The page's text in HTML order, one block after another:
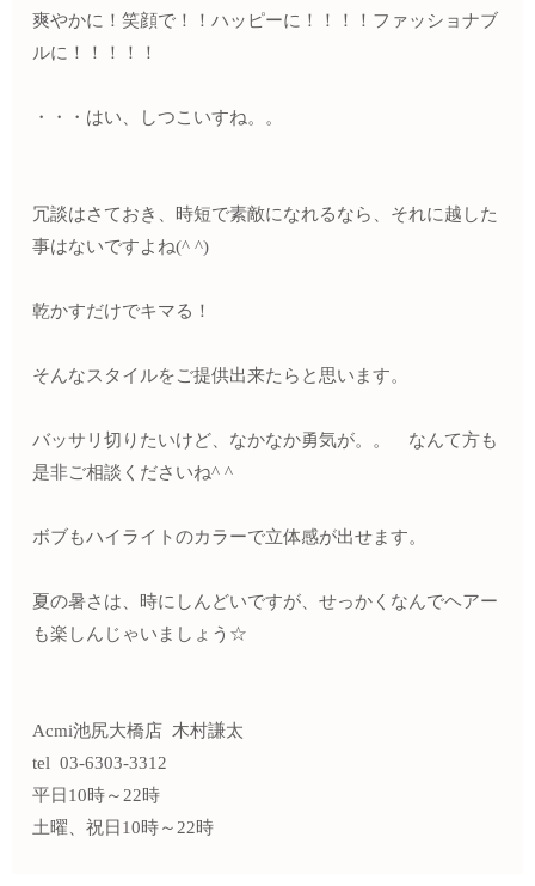
爽やかに！笑顔で！！ハッピーに！！！！ファッショナブ
ルに！！！！！
・・・はい、しつこいすね。。
冗談はさておき、時短で素敵になれるなら、それに越した
事はないですよね(^ ^)
乾かすだけでキマる！
そんなスタイルをご提供出来たらと思います。
バッサリ切りたいけど、なかなか勇気が。。 なんて方も
是非ご相談くださいね^ ^
ボブもハイライトのカラーで立体感が出せます。
夏の暑さは、時にしんどいですが、せっかくなんでヘアー
も楽しんじゃいましょう☆
Acmi池尻大橋店 木村謙太
tel 03-6303-3312
平日10時～22時
土曜、祝日10時～22時